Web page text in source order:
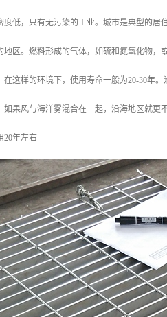
低，只有无污染的工业。城市是典型的
区。燃料形成的气体，如硫和氮氧化物
这样的环境下，使用寿命一般为20-30年
果风与海洋雾混合在一起，沿海地区就更
20年左右